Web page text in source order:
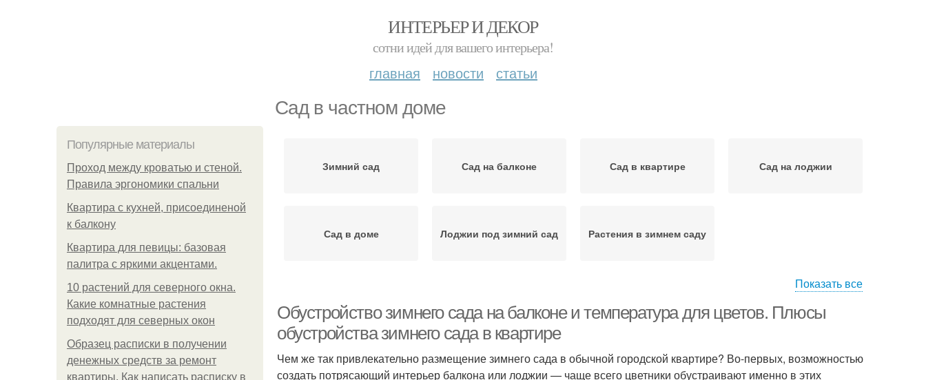
ИНТЕРЬЕР И ДЕКОР
сотни идей для вашего интерьера!
главная новости статьи
Сад в частном доме
Популярные материалы
Проход между кроватью и стеной.
Правила эргономики спальни
Квартира с кухней, присоединеной
к балкону
Квартира для певицы: базовая
палитра с яркими акцентами.
10 растений для северного окна.
Какие комнатные растения
подходят для северных окон
Образец расписки в получении
денежных средств за ремонт
квартиры. Как написать расписку в
Зимний сад Сад на балконе Сад в квартире Сад на лоджии
Сад в доме Лоджии под зимний сад Растения в зимнем саду
Показать все
Обустройство зимнего сада на балконе и температура для цветов. Плюсы
обустройства зимнего сада в квартире
Чем же так привлекательно размещение зимнего сада в обычной городской квартире? Во-первых, возможностью
создать потрясающий интерьер балкона или лоджии — чаще всего цветники обустраивают именно в этих